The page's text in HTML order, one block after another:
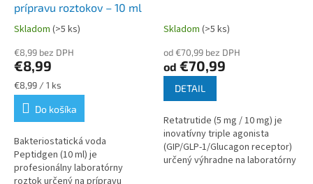
prípravu roztokov – 10 ml
Priemerné
produktu
je
5,0
z
hviezdičiek.
Skladom (>5 ks)
€8,99 bez DPH
€8,99
Jednotková
cena:
€8,99 / 1 ks
Do košíka
Bakteriostatická voda
Peptidgen (10 ml) je
profesionálny laboratórny
Priemerné
produktu
je
hviezdičiek.
Skladom (>5 ks)
od €70,99 bez DPH
od €70,99
DETAIL
Retatrutide (5 mg / 10 mg) je
inovatívny triple agonista
(GIP/GLP-1/Glucagon receptor)
určený výhradne na laboratórny